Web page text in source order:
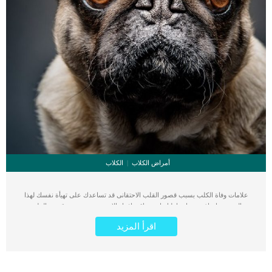
أمراض الكلاب الكلاب
علامات وفاة الكلب بسبب قصور القلب الاحتقانى قد تساعدك على تهيأة نفسك لهذا
الحدث, واتخاذ جميع احتياطتك انت وباقى افراد الاسرة. يعتبر مرض قصور القلب
الاحتقانى من اخطر الحالات المرضية التى يمكن ان يتعرض لها جميع الكائنات الحية بما فى
ذلك الكلاب والقطط. كما ان القلب يعتبر عضوا رئيسيا فى جسم الكلاب, واى قصور به
اقرأ المزيد